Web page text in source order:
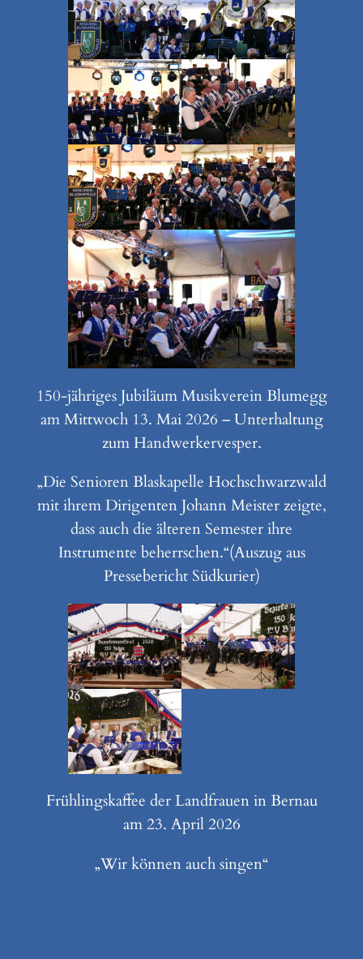
150-jähriges Jubiläum Musikverein Blumegg
am Mittwoch 13. Mai 2026 – Unterhaltung
zum Handwerkervesper.
„Die Senioren Blaskapelle Hochschwarzwald
mit ihrem Dirigenten Johann Meister zeigte,
dass auch die älteren Semester ihre
Instrumente beherrschen.“(Auszug aus
Pressebericht Südkurier)
Frühlingskaffee der Landfrauen in Bernau
am 23. April 2026
„Wir können auch singen“